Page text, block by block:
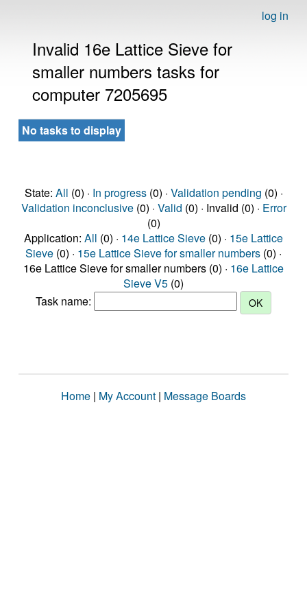
log in
Invalid 16e Lattice Sieve for
smaller numbers tasks for
computer 7205695
No tasks to display
State: All (0) · In progress(0) · Validation pending (0) ·
Validation inconclusive(0) · Valid (0) · Invalid (0) · Error
(0)
Application: All (0) · 14e Lattice Sieve (0) · 15e Lattice
Sieve (0) · 15e Lattice Sieve for smaller numbers (0) ·
16e Lattice Sieve for smaller numbers (0) · 16e Lattice
Sieve V5 (0)
Task name:
Home | My Account | Message Boards